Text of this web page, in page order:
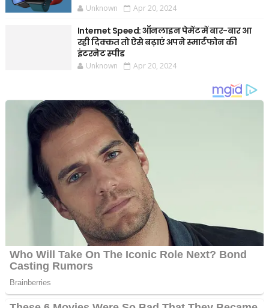
Unknown Apr 20, 2024
Internet Speed: ऑनलाइन पेमेंट में बार-बार आ
रही दिक्कत तो ऐसे बढ़ाएं अपने स्मार्टफोन की
इंटरनेट स्पीड
Unknown Apr 20, 2024